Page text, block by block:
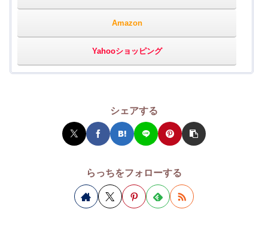
Amazon
Yahooショッピング
シェアする
らっちをフォローする